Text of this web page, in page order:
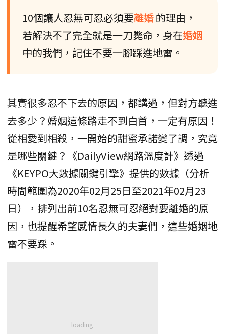
10個讓人忍無可忍必須要離婚的理由，
若解決不了完全就是一刀斃命，身在婚姻
中的我們，記住不要一腳踩進地雷。
其實很多忍不下去的原因，都講過，但對方聽進
去多少？婚姻這條路走不到白首，一定有原因！
從相愛到相殺，一開始的甜蜜承諾變了調，究竟
是哪些關鍵？《DailyView網路溫度計》透過
《KEYPO大數據關鍵引擎》提供的數據（分析
時間範圍為2020年02月25日至2021年02月23
日），排列出前10名忍無可忍絕對要離婚的原
因，也提醒希望感情長久的夫妻們，這些婚姻地
雷不要踩。